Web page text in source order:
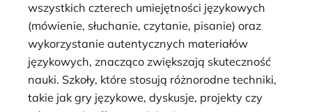
wszystkich czterech umiejętności językowych
(mówienie, słuchanie, czytanie, pisanie) oraz
wykorzystanie autentycznych materiałów
językowych, znacząco zwiększają skuteczność
nauki. Szkoły, które stosują różnorodne techniki,
takie jak gry językowe, dyskusje, projekty czy